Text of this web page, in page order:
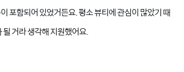
포함되어 있었거든요. 평소 뷰티에 관심이 많았기 때
거라 생각해 지원했어요.